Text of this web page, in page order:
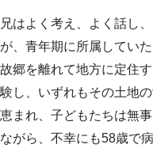
兄はよく考え、よく話し
が、青年期に所属してい
故郷を離れて地方に定住
験し、いずれもその土地
恵まれ、子どもたちは無
ながら、不幸にも58歳で